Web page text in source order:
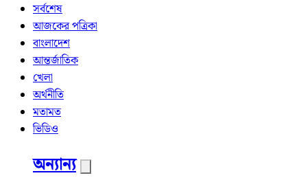
সর্বশেষ
আজকের পত্রিকা
বাংলাদেশ
আন্তর্জাতিক
খেলা
অর্থনীতি
মতামত
ভিডিও
অন্যান্য